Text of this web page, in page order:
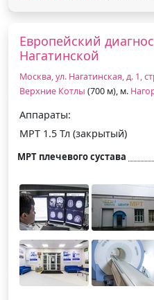
Европейский
Нагатинской
Москва, ул. Нагатинская, д. 1,
Верхние Котлы (700 м), м.
Аппараты:
МРТ 1.5 Тл (закрытый)
МРТ плечевого сустава